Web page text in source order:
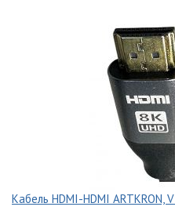
Кабель HDMI-HDMI ARTKRON,